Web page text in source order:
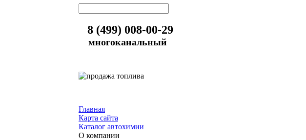
8 (499) 008-00-29
многоканальный
Главная
Карта сайта
Каталог автохимии
О компании